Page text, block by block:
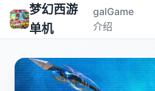
梦幻西游
单机
galGame
介绍